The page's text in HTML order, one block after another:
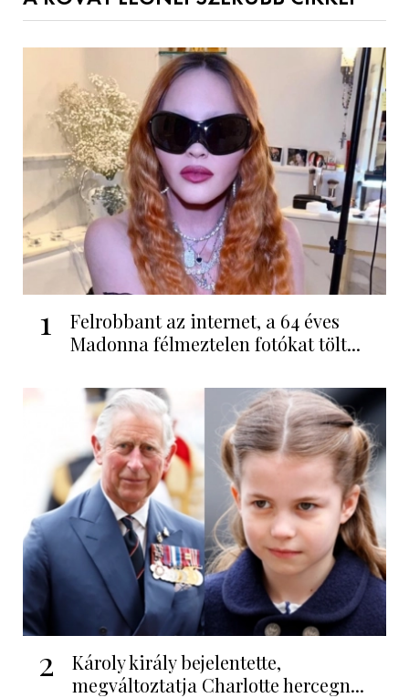
1
Felrobbant az internet, a 64 éves
Madonna félmeztelen fotókat tölt...
2
Károly király bejelentette,
megváltoztatja Charlotte hercegn...